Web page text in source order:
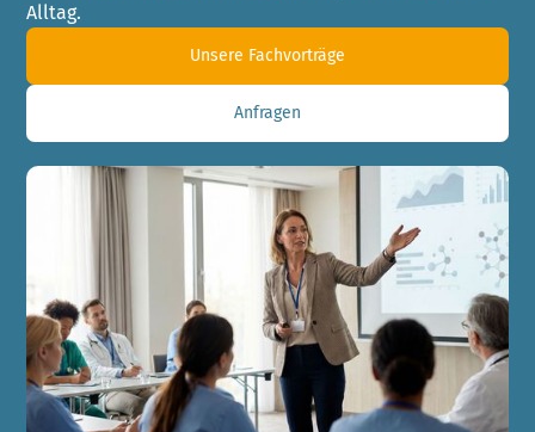
Alltag.
Unsere Fachvorträge
Anfragen